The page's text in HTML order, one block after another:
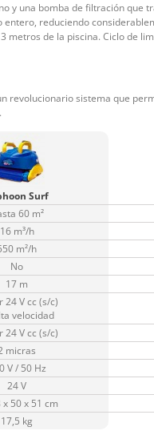
una bomba de filtración
reduciendo
de la piscina. Ciclo de
sistema que
Surf
60 m²
16 m³/h
m²/h
No
17 m
24 V cc (s/c)
velocidad
24 V cc (s/c)
micras
V / 50 Hz
24 V
x 50 x 51 cm
17,5 kg